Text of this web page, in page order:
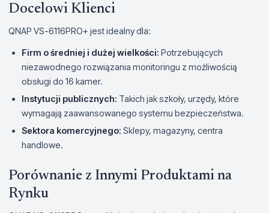
Docelowi Klienci
QNAP VS-6116PRO+ jest idealny dla:
Firm o średniej i dużej wielkości: Potrzebujących
niezawodnego rozwiązania monitoringu z możliwością
obsługi do 16 kamer.
Instytucji publicznych: Takich jak szkoły, urzędy, które
wymagają zaawansowanego systemu bezpieczeństwa.
Sektora komercyjnego: Sklepy, magazyny, centra
handlowe.
Porównanie z Innymi Produktami na
Rynku